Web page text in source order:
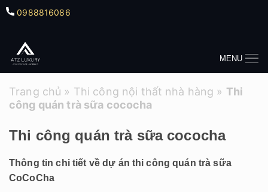
0988816086
MENU
Trang chủ » Thi công nội thất nhà hàng » Thi
công quán trà sữa cococha
Thi công quán trà sữa cococha
Thông tin chi tiết về dự án thi công quán trà sữa
CoCoCha